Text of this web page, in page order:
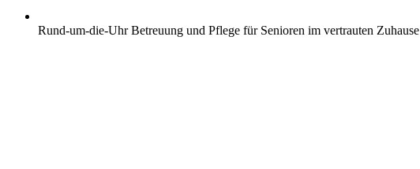
Rund-um-die-Uhr Betreuung und Pflege für Senioren im vertrauten Zuhause